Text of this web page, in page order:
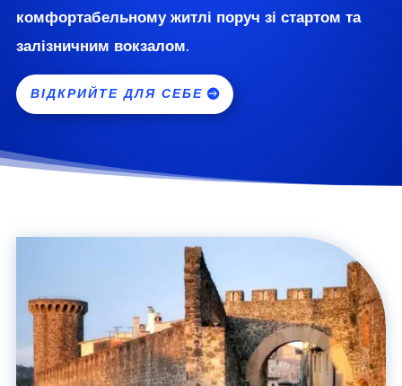
комфортабельному житлі поруч зі стартом та
залізничним вокзалом.
ВІДКРИЙТЕ ДЛЯ СЕБЕ